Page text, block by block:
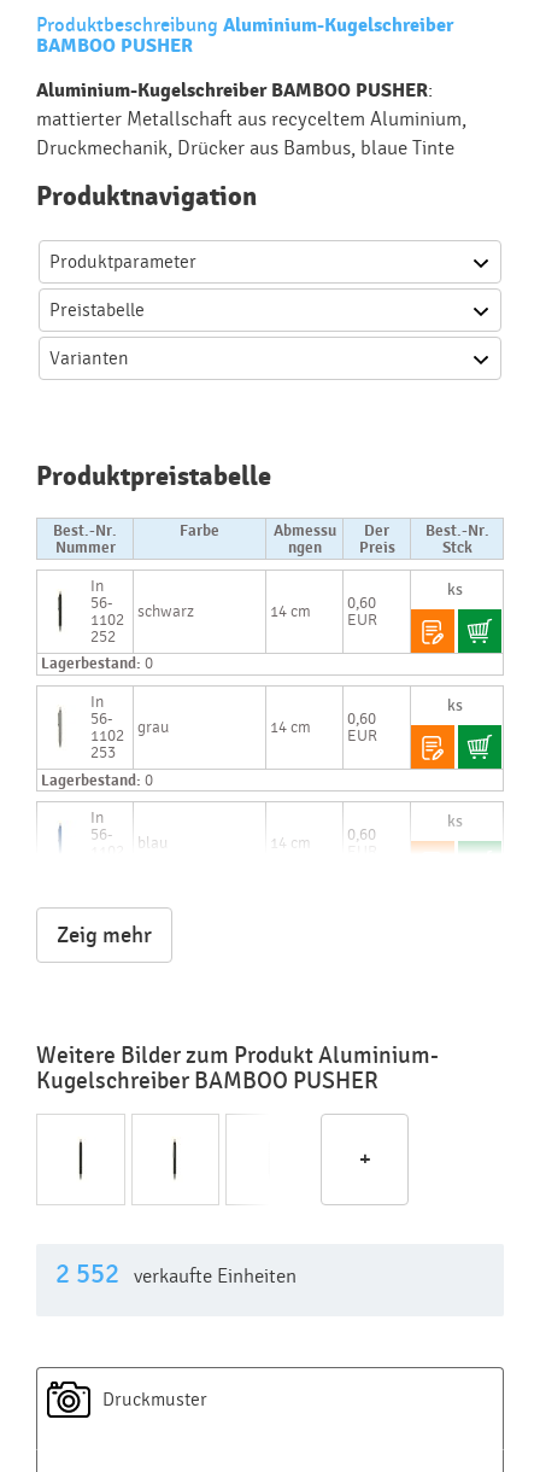
Produktbeschreibung Aluminium-Kugelschreiber
BAMBOO PUSHER
Aluminium-Kugelschreiber BAMBOO PUSHER:
mattierter Metallschaft aus recyceltem Aluminium,
Druckmechanik, Drücker aus Bambus, blaue Tinte
Produktnavigation
Produktparameter
Preistabelle
Varianten
Produktpreistabelle
Best.-Nr.
Nummer
Farbe
Abmessu
ngen
Der
Preis
Best.-Nr.
Stck
In
56-
1102
252
schwarz 14 cm
0,60
EUR
Lagerbestand: 0
In
56-
1102
253
grau 14 cm
0,60
EUR
Lagerbestand: 0
In
56-
blau 14 cm
0,60
Zeig mehr
Weitere Bilder zum Produkt Aluminium-
Kugelschreiber BAMBOO PUSHER
+
2 552 verkaufte Einheiten
Druckmuster